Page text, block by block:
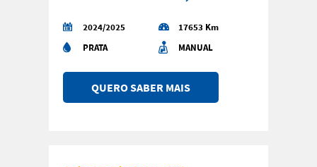
2024/2025
17653 Km
PRATA
MANUAL
QUERO SABER MAIS